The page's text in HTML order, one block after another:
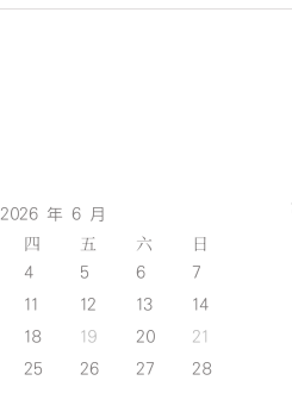
桃
競
賽
11
屆
尤
2026 年 6 月
四 五 六 日
4 5 6
7
11 12 13
14
18 19 20
21
25 26 27
28